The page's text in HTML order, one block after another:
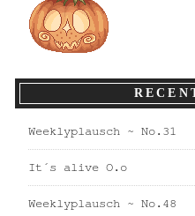
Weeklyplausch ~ No.31
It´s alive O.o
Weeklyplausch ~ No.48